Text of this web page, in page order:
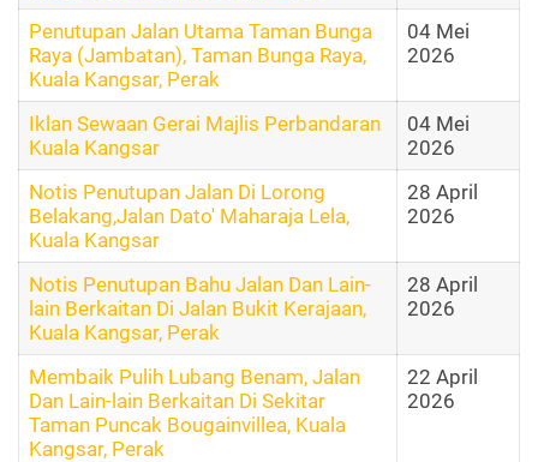
Penutupan Jalan Utama Taman Bunga
Raya (Jambatan), Taman Bunga Raya,
Kuala Kangsar, Perak
04 Mei
2026
Iklan Sewaan Gerai Majlis Perbandaran
Kuala Kangsar
04 Mei
2026
Notis Penutupan Jalan Di Lorong
Belakang,Jalan Dato' Maharaja Lela,
Kuala Kangsar
28 April
2026
Notis Penutupan Bahu Jalan Dan Lain-
lain Berkaitan Di Jalan Bukit Kerajaan,
Kuala Kangsar, Perak
28 April
2026
Membaik Pulih Lubang Benam, Jalan
Dan Lain-lain Berkaitan Di Sekitar
Taman Puncak Bougainvillea, Kuala
Kangsar, Perak
22 April
2026